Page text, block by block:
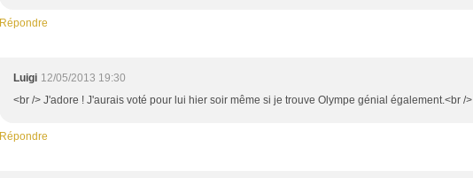
Répondre
Luigi 12/05/2013 19:30
<br /> J'adore ! J'aurais voté pour lui hier soir même si je trouve Olympe génial également.<br />
Répondre